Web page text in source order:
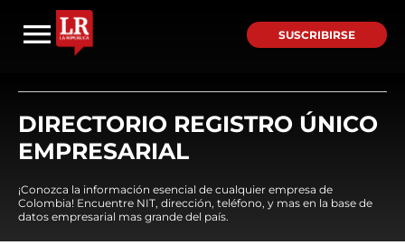
SUSCRIBIRSE
DIRECTORIO REGISTRO ÚNICO
EMPRESARIAL
¡Conozca la información esencial de cualquier empresa de
Colombia! Encuentre NIT, dirección, teléfono, y mas en la base de
datos empresarial mas grande del país.